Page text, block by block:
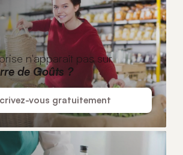
n'apparaît pas sur
de Goûts ?
vous gratuitement